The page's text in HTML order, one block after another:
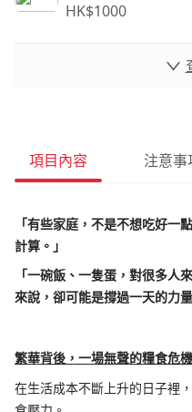
項目內容 注意事
「有些家庭，不是不想吃好一
計算。」
「一碗飯、一隻蛋，對很多人
來說，卻可能是撐過一天的力量
繁華背後，一場無聲的糧食危機
在生活成本不斷上升的日子裡
HK$1000